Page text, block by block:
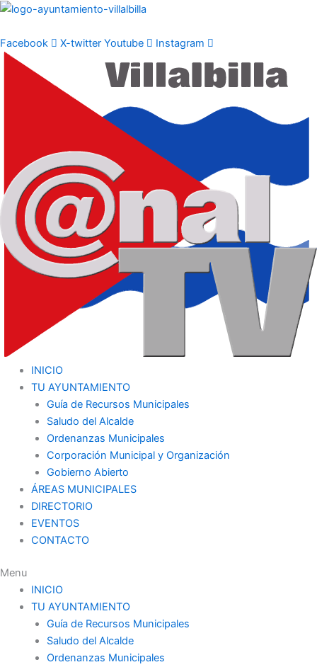
Ir
contenido
Facebook X-twitter Youtube Instagram
INICIO
TU AYUNTAMIENTO
Guía de Recursos Municipales
Saludo del Alcalde
Ordenanzas Municipales
Corporación Municipal y Organización
Gobierno Abierto
ÁREAS MUNICIPALES
DIRECTORIO
EVENTOS
CONTACTO
Menu
INICIO
TU AYUNTAMIENTO
Guía de Recursos Municipales
Saludo del Alcalde
Ordenanzas Municipales